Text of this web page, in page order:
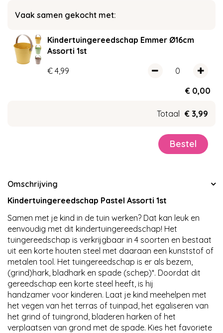
Vaak samen gekocht met:
Kindertuingereedschap Emmer Ø16cm
Assorti 1st
€ 4,99
€ 0,00
Totaal € 3,99
Omschrijving
Kindertuingereedschap Pastel Assorti 1st
Samen met je kind in de tuin werken? Dat kan leuk en
eenvoudig met dit kindertuingereedschap! Het
tuingereedschap is verkrijgbaar in 4 soorten en bestaat
uit een korte houten steel met daaraan een kunststof of
metalen tool. Het tuingereedschap is er als bezem,
(grind)hark, bladhark en spade (schep)*. Doordat dit
gereedschap een korte steel heeft, is hij
handzamer voor kinderen. Laat je kind meehelpen met
het vegen van het terras of tuinpad, het egaliseren van
het grind of tuingrond, bladeren harken of het
verplaatsen van grond met de spade. Kies het favoriete